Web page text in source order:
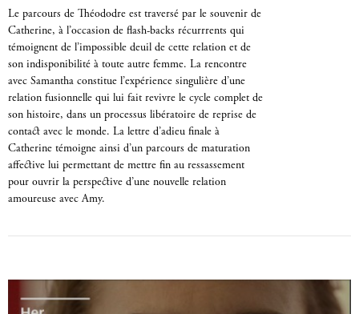
Le parcours de Théododre est traversé par le souvenir de
Catherine, à l’occasion de flash-backs récurrrents qui
témoignent de l’impossible deuil de cette relation et de
son indisponibilité à toute autre femme. La rencontre
avec Samantha constitue l’expérience singulière d’une
relation fusionnelle qui lui fait revivre le cycle complet de
son histoire, dans un processus libératoire de reprise de
contact avec le monde. La lettre d’adieu finale à
Catherine témoigne ainsi d’un parcours de maturation
affective lui permettant de mettre fin au ressassement
pour ouvrir la perspective d’une nouvelle relation
amoureuse avec Amy.